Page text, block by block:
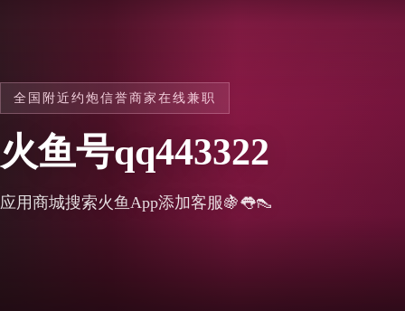
全国附近约炮信誉商家在线兼职
火鱼号qq443322
应用商城搜索火鱼App添加客服🍇👅👠